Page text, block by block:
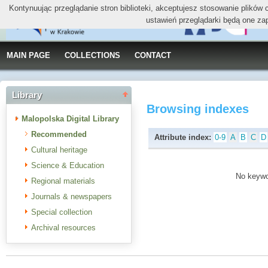
MAIN PAGE COLLECTIONS CONTACT
Library
Malopolska Digital Library
Recommended
Cultural heritage
Science & Education
Regional materials
Journals & newspapers
Special collection
Archival resources
Browsing indexes
Attribute index: 0-9 A B C D
No
Kontynuując przeglądanie stron biblioteki, akceptujesz stosowanie
ustawień przeglądarki będą one